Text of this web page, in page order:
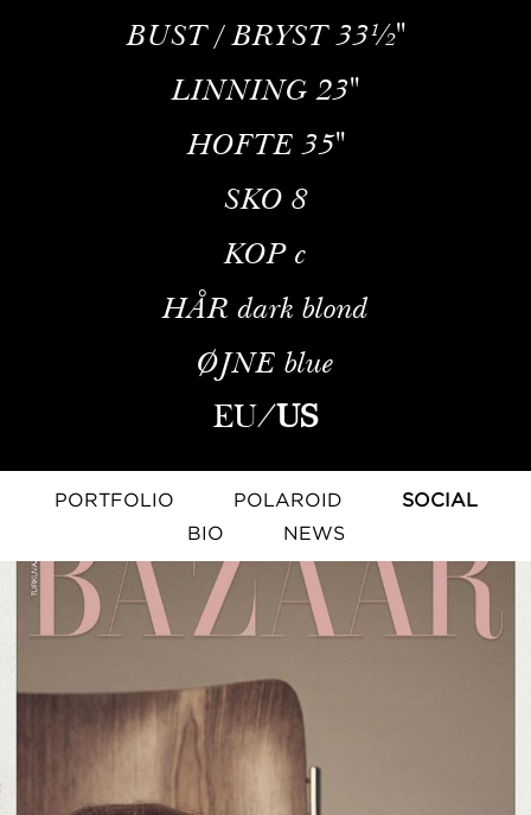
BUST / BRYST33½''
LINNING 23''
HOFTE 35''
SKO 8
KOP c
HÅR dark blond
ØJNE blue
EU/US
PORTFOLIO POLAROID
SOCIAL
BIO
NEWS